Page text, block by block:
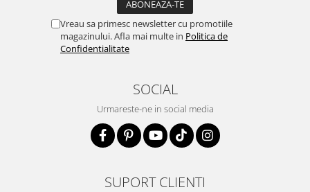
Vreau sa primesc newsletter cu promotiile
magazinului. Afla mai multe in Politica de
Confidentialitate
SOCIAL
Urmareste-ne in social media
SUPORT CLIENTI